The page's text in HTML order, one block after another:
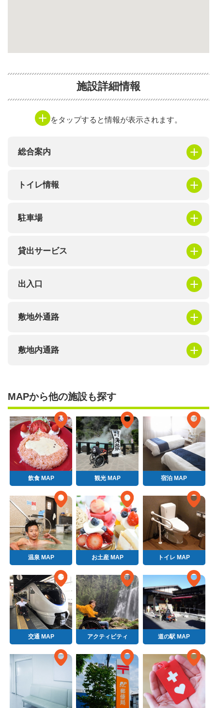
施設詳細情報
をタップすると情報が表示されます。
総合案内
トイレ情報
駐車場
貸出サービス
出入口
敷地外通路
敷地内通路
MAPから他の施設も探す
飲食 MAP 観光 MAP 宿泊 MAP
温泉 MAP お土産 MAP トイレ MAP
交通 MAP アクティビティ 道の駅 MAP